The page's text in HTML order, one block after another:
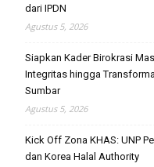
dari IPDN
Agustus 5, 2026
Siapkan Kader Birokrasi
Integritas hingga
Sumbar
Agustus 5, 2026
Kick Off Zona KHAS: UNP
dan Korea Halal Authority